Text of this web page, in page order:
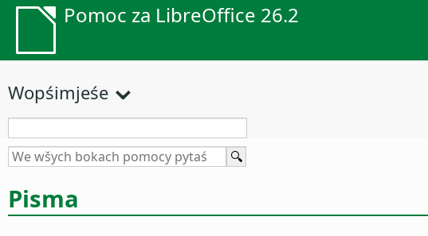
Pomoc za LibreOffice 26.2
Wopśimjeśe
Pisma